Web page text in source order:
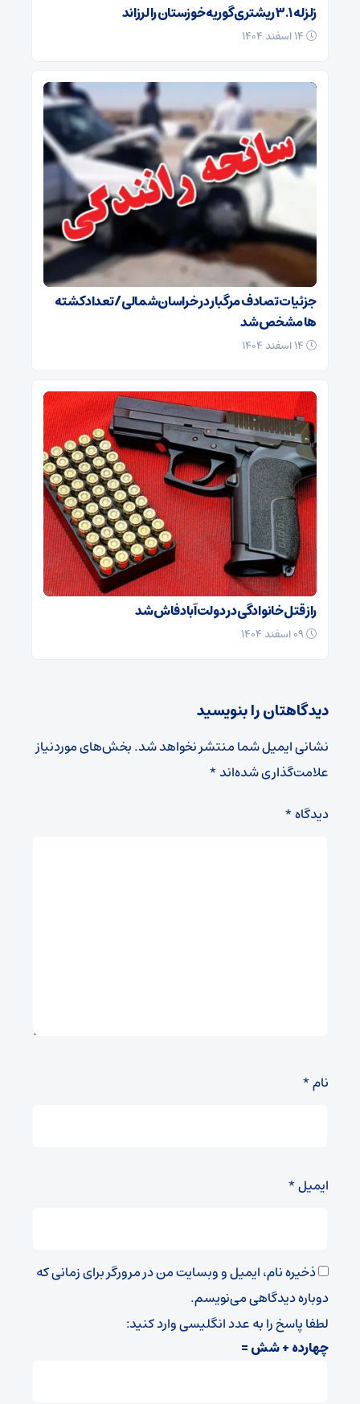
زلزله ۳.۱ ریشتری گوریه خوزستان را لرزاند
جزئیات تصادف مرگبار در خراسان‌شمالی/ تعداد کشته
ها مشخص شد
راز قتل خانوادگی در دولت‌آباد فاش شد
دیدگاهتان را بنویسید
نشانی ایمیل شما منتشر نخواهد شد.بخش‌های موردنیاز
علامت‌گذاری شده‌اند*
دیدگاه*
نام*
ایمیل*
ذخیره نام، ایمیل و وبسایت من در مرورگر برای زمانی که
دوباره دیدگاهی می‌نویسم.
لطفا پاسخ را به عدد انگلیسی وارد کنید:
چهارده + شش =